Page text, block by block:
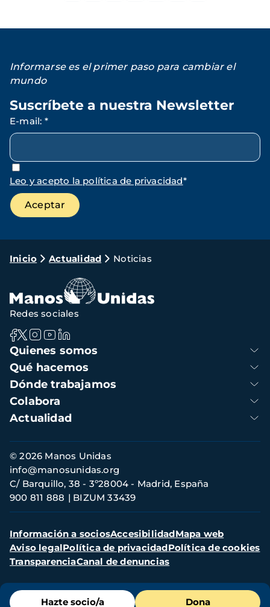
Informarse es el primer paso para cambiar el
mundo
Suscríbete a nuestra Newsletter
E-mail: *
Leo y acepto la política de privacidad*
Ruta
navegación
Inicio Actualidad Noticias
Menú
Hazte socio/a Dona
Navegación
principal
Quienes somos
Qué hacemos
Dónde trabajamos
Colabora
Actualidad
Redes sociales
Información
de
contacto
© 2026 Manos Unidas
C/ Barquillo, 38 - 3º28004 - Madrid, España
900 811 888
BIZUM 33439
info@manosunidas.org
Menú
secundario
Información a sociosAccesibilidadMapa web
Aviso legalPolítica de privacidadPolítica de cookies
TransparenciaCanal de denuncias